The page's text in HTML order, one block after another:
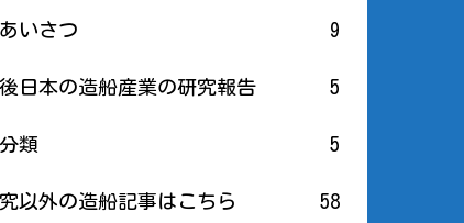
いさつ 9
日本の造船産業の研究報告 5
類 5
以外の造船記事はこちら 58